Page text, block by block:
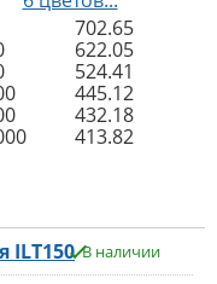
702.65
622.05
524.41
445.12
432.18
413.82
ILT150 В наличии